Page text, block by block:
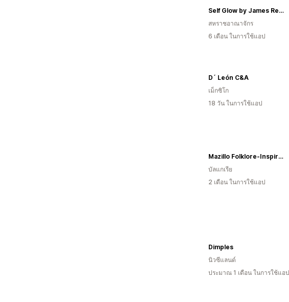
Self Glow by James Read
สหราชอาณาจักร
6 เดือน ในการใช้แอป
D´ León C&A
เม็กซิโก
18 วัน ในการใช้แอป
Mazillo Folklore-Inspired Skincare™
บัลแกเรีย
2 เดือน ในการใช้แอป
Dimples
นิวซีแลนด์
ประมาณ 1 เดือน ในการใช้แอป